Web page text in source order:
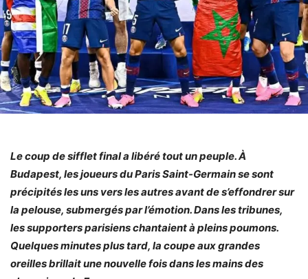
Le coup de sifflet final a libéré tout un peuple. À
Budapest, les joueurs du Paris Saint-Germain se sont
précipités les uns vers les autres avant de s’effondrer sur
la pelouse, submergés par l’émotion. Dans les tribunes,
les supporters parisiens chantaient à pleins poumons.
Quelques minutes plus tard, la coupe aux grandes
oreilles brillait une nouvelle fois dans les mains des